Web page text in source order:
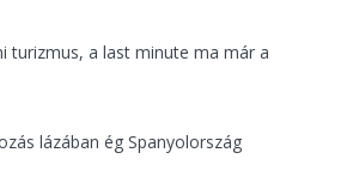
turizmus, a last minute ma már a
lázában ég Spanyolország